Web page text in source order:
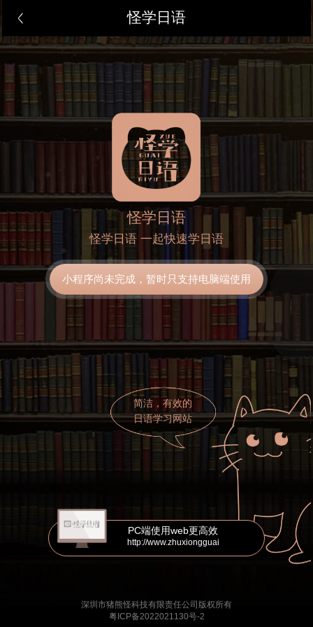
怪学日语
怪学日语
怪学日语 一起快速学日语
小程序尚未完成，暂时只支持电脑端使用
简洁，有效的
日语学习网站
PC端使用web更高效
http://www.zhuxiongguai
深圳市猪熊怪科技有限责任公司版权所有
粤ICP备2022021130号-2